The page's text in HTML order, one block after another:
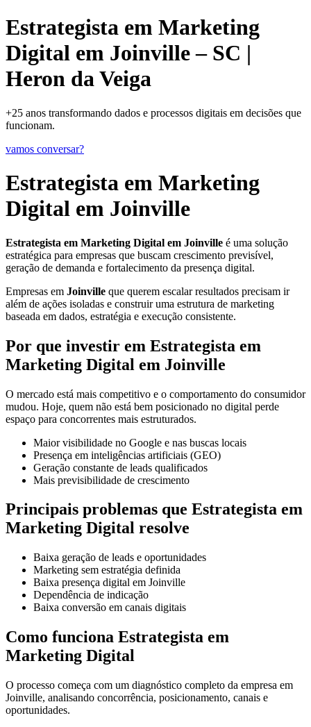
Estrategista em Marketing
Digital em Joinville – SC |
Heron da Veiga
+25 anos transformando dados e processos digitais em decisões que
funcionam.
vamos conversar?
Estrategista em Marketing
Digital em Joinville
Estrategista em Marketing Digital em Joinville é uma solução
estratégica para empresas que buscam crescimento previsível,
geração de demanda e fortalecimento da presença digital.
Empresas em Joinville que querem escalar resultados precisam ir
além de ações isoladas e construir uma estrutura de marketing
baseada em dados, estratégia e execução consistente.
Por que investir em Estrategista em
Marketing Digital em Joinville
O mercado está mais competitivo e o comportamento do consumidor
mudou. Hoje, quem não está bem posicionado no digital perde
espaço para concorrentes mais estruturados.
Maior visibilidade no Google e nas buscas locais
Presença em inteligências artificiais (GEO)
Geração constante de leads qualificados
Mais previsibilidade de crescimento
Principais problemas que Estrategista em
Marketing Digital resolve
Baixa geração de leads e oportunidades
Marketing sem estratégia definida
Baixa presença digital em Joinville
Dependência de indicação
Baixa conversão em canais digitais
Como funciona Estrategista em
Marketing Digital
O processo começa com um diagnóstico completo da empresa em
Joinville, analisando concorrência, posicionamento, canais e
oportunidades.